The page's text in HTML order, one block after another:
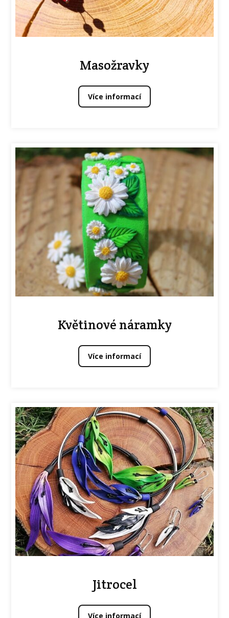
Masožravky
Více informací
Květinové náramky
Více informací
Jitrocel
Více informací